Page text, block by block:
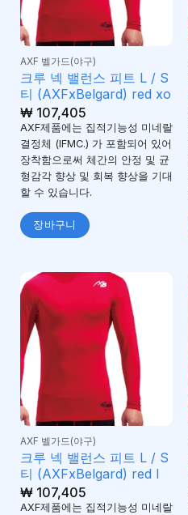
AXF 벨가드(야구)
크루 넥 밸런스 피트 L / S
티 (AXFxBelgard) red xo
₩107,405
AXF제품에는 집적기능성 미네랄
결정체 (IFMC.) 가 포함되어 있어
장착함으로써 체간의 안정 및 균
형감각 향상 및 회복 향상을 기대
할 수 있습니다.
장바구니
AXF 벨가드(야구)
크루 넥 밸런스 피트 L / S
티 (AXFxBelgard) red l
₩107,405
AXF제품에는 집적기능성 미네랄